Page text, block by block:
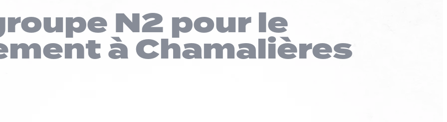
N2 pour le
à Chamalières